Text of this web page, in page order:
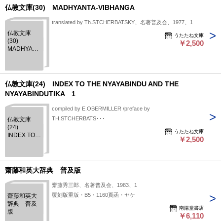
仏教文庫(30) MADHYANTA-VIBHANGA
仏教文庫
(30)
MADHYANTA-
translated by Th.STCHERBATSKY、名著普及会、1977、1
うたたね文庫
￥2,500
仏教文庫(24) INDEX TO THE NYAYABINDU AND THE
NYAYABINDUTIKA 1
仏教文庫
(24)
INDEX TO
AND THE
NYAYABINDUTIKA
1
compiled by E.OBERMILLER /preface by
TH.STCHERBATS･･･
うたたね文庫
￥2,500
齋藤和英大辞典 普及版
齋藤和英大
辞典 普及
版
齋藤秀三郎、名著普及会、1983、1
覆刻版重版・B5・1160頁函・ヤケ
南陽堂書店
￥6,110